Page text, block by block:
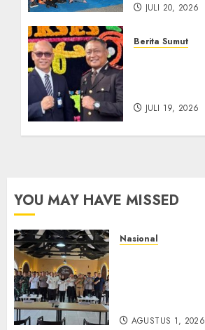
JULI 20, 2026
Berita Sumut
JULI 19, 2026
YOU MAY HAVE MISSED
Nasional
AGUSTUS 1, 2026